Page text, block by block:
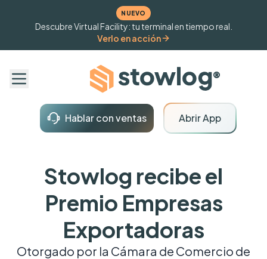
NUEVO
Descubre Virtual Facility: tu terminal en tiempo real.
Verlo en acción
Hablar con ventas Abrir App
Stowlog recibe el
Premio Empresas
Exportadoras
Otorgado por la Cámara de Comercio de